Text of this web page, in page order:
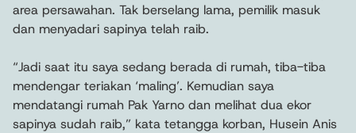
area persawahan. Tak berselang lama, pemilik masuk
dan menyadari sapinya telah raib.
“Jadi saat itu saya sedang berada di rumah, tiba-tiba
mendengar teriakan ‘maling’. Kemudian saya
mendatangi rumah Pak Yarno dan melihat dua ekor
sapinya sudah raib,” kata tetangga korban, Husein Anis